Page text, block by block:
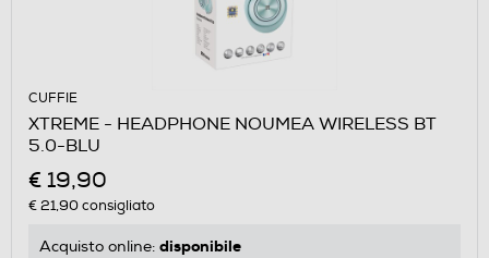
CUFFIE
XTREME - HEADPHONE NOUMEA WIRELESS BT
5.0-BLU
€ 19,90
€ 21,90consigliato
Acquisto online: disponibile